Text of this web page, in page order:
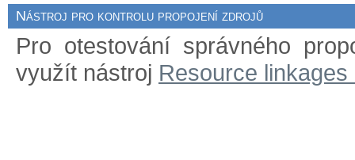
Nástroj pro kontrolu propojení zdrojů
Pro otestování správného
využít nástroj Resource